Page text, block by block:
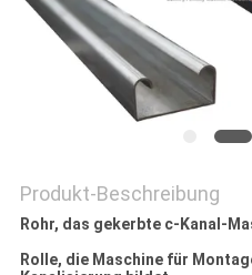
POLICY
Produkt-Beschreibung
Rohr, das gekerbte c-Kanal-
Rolle, die Maschine für